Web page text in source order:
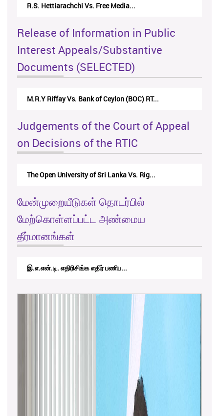
Centre for Society and Religion V...
Release of Information in Public
Interest Appeals/Substantive
Documents (SELECTED)
Nirmala Kannangara Vs.Lanka Building Ma...
Judgements of the Court of Appeal
on Decisions of the RTIC
The Monetary Board of CBSL-vs-Verite Res...
மேன்முறையீடுகள் தொடர்பில்
மேற்கொள்ளப்பட்ட அண்மைய
தீர்மானங்கள்
RTICAppeal/15/2017 - கே.வி.கே. நவ...